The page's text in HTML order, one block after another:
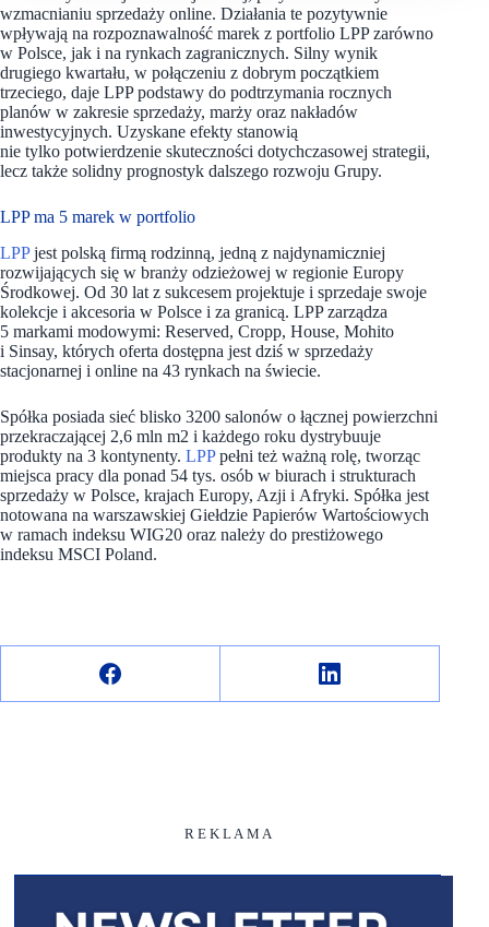
wzmacnianiu sprzedaży online. Działania te pozytywnie
wpływają na rozpoznawalność marek z portfolio LPP zarówno
w Polsce, jak i na rynkach zagranicznych. Silny wynik
drugiego kwartału, w połączeniu z dobrym początkiem
trzeciego, daje LPP podstawy do podtrzymania rocznych
planów w zakresie sprzedaży, marży oraz nakładów
inwestycyjnych. Uzyskane efekty stanowią
nie tylko potwierdzenie skuteczności dotychczasowej strategii,
lecz także solidny prognostyk dalszego rozwoju Grupy.
LPP ma 5 marek w portfolio
LPPjest polską firmą rodzinną, jedną z najdynamiczniej
rozwijających się w branży odzieżowej w regionie Europy
Środkowej. Od 30 lat z sukcesem projektuje i sprzedaje swoje
kolekcje i akcesoria w Polsce i za granicą. LPP zarządza
5 markami modowymi: Reserved, Cropp, House, Mohito
i Sinsay, których oferta dostępna jest dziś w sprzedaży
stacjonarnej i online na 43 rynkach na świecie.
Spółka posiada sieć blisko 3200 salonów o łącznej powierzchni
przekraczającej 2,6 mln m2 i każdego roku dystrybuuje
produkty na 3 kontynenty. LPPpełni też ważną rolę, tworząc
miejsca pracy dla ponad 54 tys. osób w biurach i strukturach
sprzedaży w Polsce, krajach Europy, Azji i Afryki. Spółka jest
notowana na warszawskiej Giełdzie Papierów Wartościowych
w ramach indeksu WIG20 oraz należy do prestiżowego
indeksu MSCI Poland.
R E K L A M A